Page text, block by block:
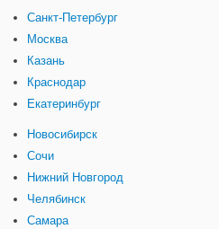
Санкт-Петербург
Москва
Казань
Краснодар
Екатеринбург
Новосибирск
Сочи
Нижний Новгород
Челябинск
Самара